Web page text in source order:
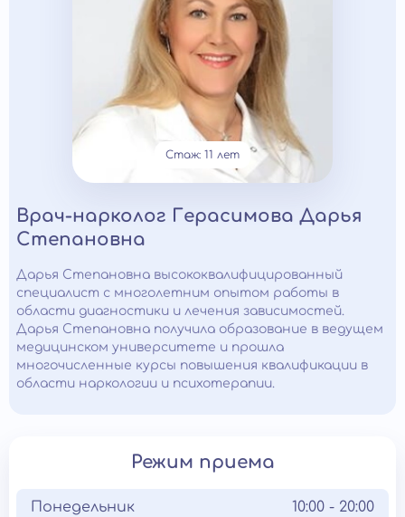
Стаж: 11 лет
Врач-нарколог Герасимова Дарья
Степановна
Дарья Степановна высококвалифицированный
специалист с многолетним опытом работы в
области диагностики и лечения зависимостей.
Дарья Степановна получила образование в ведущем
медицинском университете и прошла
многочисленные курсы повышения квалификации в
области наркологии и психотерапии.
Режим приема
Понедельник 10:00 - 20:00